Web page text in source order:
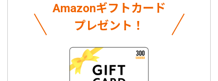
Amazonギフトカード
プレゼント！